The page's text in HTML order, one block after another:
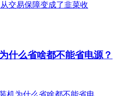
什么省啥都不能省电源？